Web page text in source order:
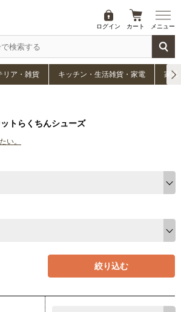
ログイン カート メニュー
リア・雑貨 キッチン・生活雑貨・家電 家具
トらくちんシューズ
い。
絞り込む